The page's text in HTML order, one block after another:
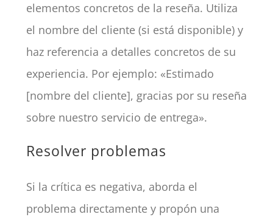
elementos concretos de la reseña. Utiliza
el nombre del cliente (si está disponible) y
haz referencia a detalles concretos de su
experiencia. Por ejemplo: «Estimado
[nombre del cliente], gracias por su reseña
sobre nuestro servicio de entrega».
Resolver problemas
Si la crítica es negativa, aborda el
problema directamente y propón una